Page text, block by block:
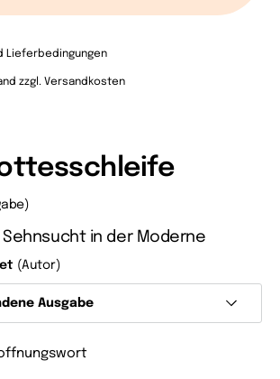
Lieferbedingungen
zzgl. Versandkosten
Sehnsucht in der Moderne
(Autor)
Ausgabe